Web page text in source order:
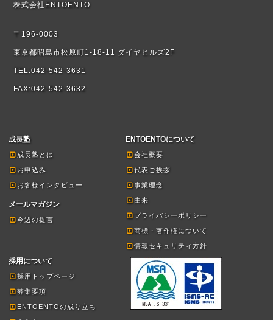
株式会社ENTOENTO
〒196-0003
東京都昭島市松原町1-18-11 ダイヤヒルズ2F
TEL:042-542-3631
FAX:042-542-3632
成長塾
成長塾とは
お申込み
お客様インタビュー
メールマガジン
今週の提言
ENTOENTOについて
会社概要
代表ご挨拶
事業理念
由来
プライバシーポリシー
商標・著作権について
情報セキュリティ方針
採用について
採用トップページ
募集要項
ENTOENTOの成り立ち